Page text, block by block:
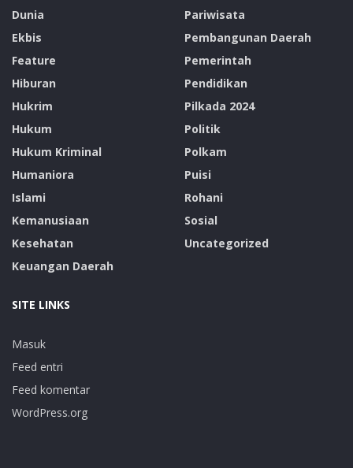
Dunia
Ekbis
Feature
Hiburan
Hukrim
Hukum
Hukum Kriminal
Humaniora
Islami
Kemanusiaan
Kesehatan
Keuangan Daerah
Pariwisata
Pembangunan Daerah
Pemerintah
Pendidikan
Pilkada 2024
Politik
Polkam
Puisi
Rohani
Sosial
Uncategorized
SITE LINKS
Masuk
Feed entri
Feed komentar
WordPress.org